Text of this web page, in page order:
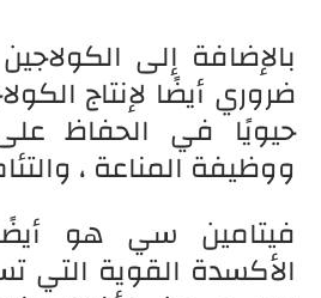
بالإضافة إلى
ضروري أيضًا لإنتاج
حيويًا في الحفاظ
ووظيفة المناعة ،
فيتامين سي هو
الأكسدة القوية التي